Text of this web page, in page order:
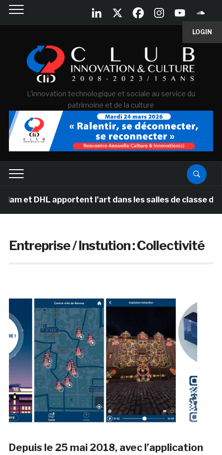
LOGIN
L'innovation technologique et sociale au service du
patrimoine et de la culture
et DHL apportent l’art dans les salles de classe des
Entreprise / Instution :Collectivité
Depuis le 25 mai 2018, avec l’application